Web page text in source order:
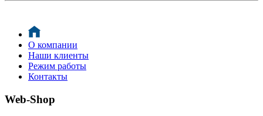
О компании
Наши клиенты
Режим работы
Контакты
Web-Shop